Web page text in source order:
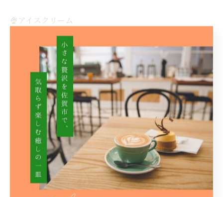
🍨アイスクリーム
単品￥200(税込￥220)
ドリンクセット￥500(税込￥550)
Cafe Carrot(カフェ キャロット)
【住所】佐賀県佐賀市神園3丁目14-8
【ＴＥＬ】080-6232-2673
【営業時間】11時30分~16時 18時~20時
※16時~18時まで準備時間となります。
【店休日】毎週水曜日、日曜日
【駐車場】4台
※お越しの際は乗り合わせで御来店頂けると幸いです☘️